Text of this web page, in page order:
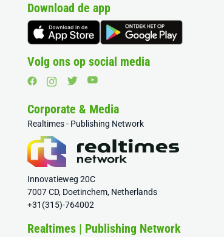
Download de app
Volg ons op social media
Corporate & Media
Realtimes - Publishing Network
Innovatieweg 20C
7007 CD, Doetinchem, Netherlands
+31(315)-764002
Realtimes | Publishing Network